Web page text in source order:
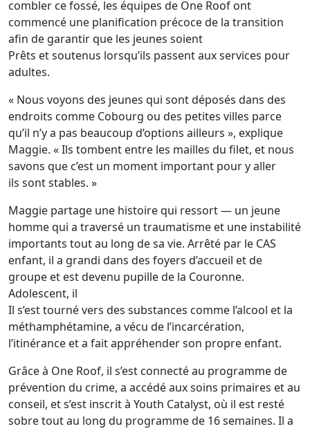
combler ce fossé, les équipes de One Roof ont
commencé une planification précoce de la transition
afin de garantir que les jeunes soient
Prêts et soutenus lorsqu’ils passent aux services pour
adultes.
« Nous voyons des jeunes qui sont déposés dans des
endroits comme Cobourg ou des petites villes parce
qu’il n’y a pas beaucoup d’options ailleurs », explique
Maggie. « Ils tombent entre les mailles du filet, et nous
savons que c’est un moment important pour y aller
ils sont stables. »
Maggie partage une histoire qui ressort — un jeune
homme qui a traversé un traumatisme et une instabilité
importants tout au long de sa vie. Arrêté par le CAS
enfant, il a grandi dans des foyers d’accueil et de
groupe et est devenu pupille de la Couronne.
Adolescent, il
Il s’est tourné vers des substances comme l’alcool et la
méthamphétamine, a vécu de l’incarcération,
l’itinérance et a fait appréhender son propre enfant.
Grâce à One Roof, il s’est connecté au programme de
prévention du crime, a accédé aux soins primaires et au
conseil, et s’est inscrit à Youth Catalyst, où il est resté
sobre tout au long du programme de 16 semaines. Il a